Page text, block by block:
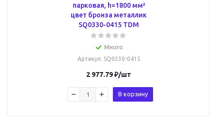
парковая, h=1800 мм²
цвет бронза металлик
SQ0330-0415 TDM
Много
Артикул: SQ0330-0415
2 977.79₽/шт
В корзину